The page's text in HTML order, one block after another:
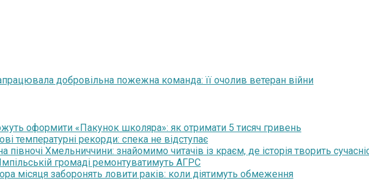
добровільна пожежна команда: її очолив ветеран війни
оформити «Пакунок школяра»: як отримати 5 тисяч гривень
температурні рекорди: спека не відступає
Хмельниччини: знайомимо читачів із краєм, де історія творить
громаді ремонтуватимуть АГРС
місяця заборонять ловити раків: коли діятимуть обмеження